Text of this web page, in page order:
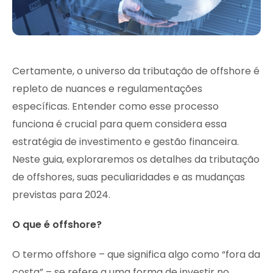
Certamente, o universo da tributação de offshore é
repleto de nuances e regulamentações
específicas. Entender como esse processo
funciona é crucial para quem considera essa
estratégia de investimento e gestão financeira.
Neste guia, exploraremos os detalhes da tributação
de offshores, suas peculiaridades e as mudanças
previstas para 2024.
O que é offshore?
O termo offshore – que significa algo como “fora da